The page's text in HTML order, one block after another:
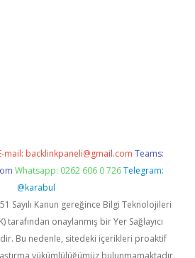
mail: backlinkpaneli@gmail.com Teams:
Whatsapp: 0262 606 0 726 Telegram:
@karabul
Sayılı Kanun gereğince Bilgi Teknolojileri
tarafından onaylanmış bir Yer Sağlayıcı
Bu nedenle, sitedeki içerikleri proaktif
yükümlülüğümüz bulunmamaktadır.